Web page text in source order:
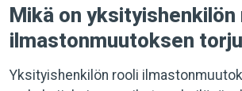
Mikä on yksityishenkilön
ilmastonmuutoksen
Yksityishenkilön rooli